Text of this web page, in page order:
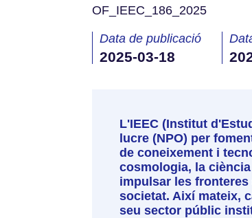
OF_IEEC_186_2025
Data de publicació
2025-03-18
L'IEEC (Institut
lucre (NPO) per
de coneixement i
cosmologia, la
impulsar les
societat. Així mateix,
seu sector públic